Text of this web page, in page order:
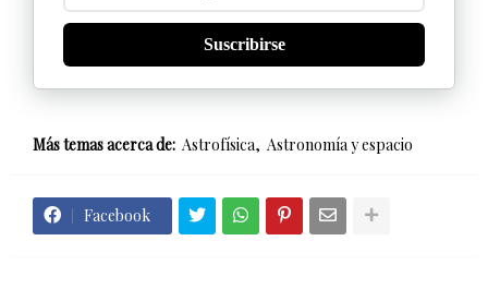
Suscribirse
Más temas acerca de: Astrofísica Astronomía y espacio
Facebook